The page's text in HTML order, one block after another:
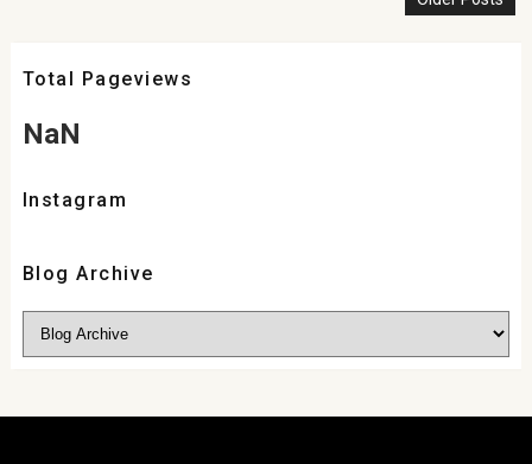
Total Pageviews
NaN
Instagram
Blog Archive